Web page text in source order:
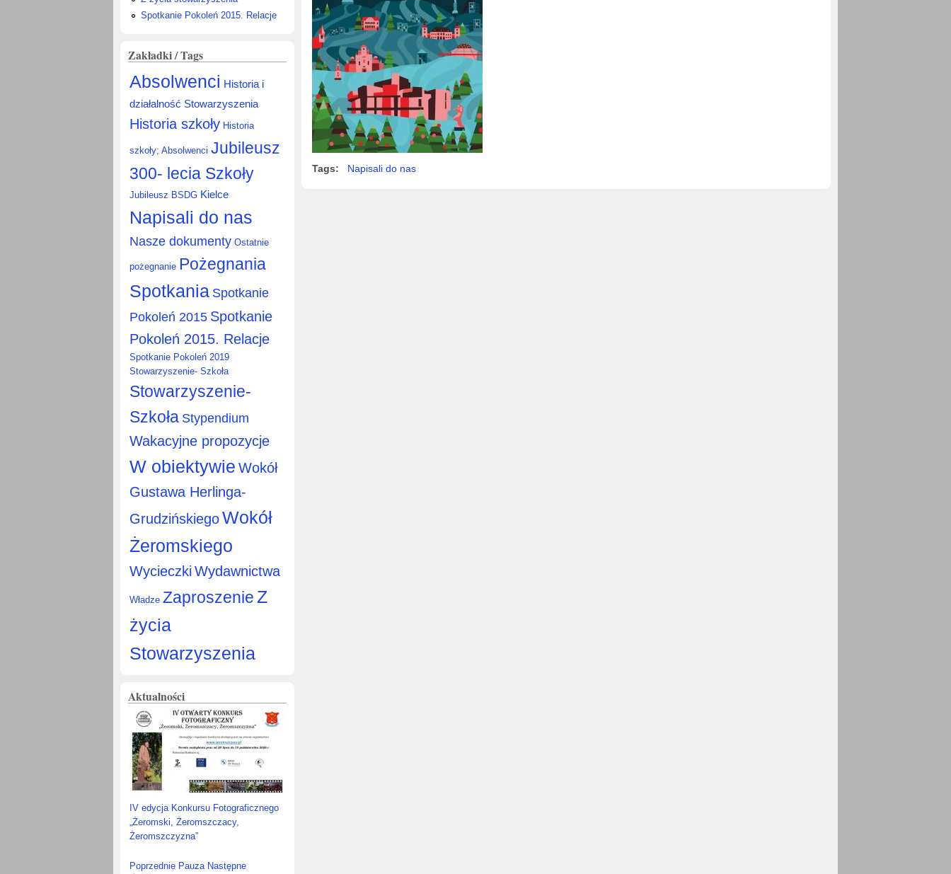
Spotkanie Pokoleń 2015. Relacje
Zakładki / Tags
Absolwenci Historia i
działalność Stowarzyszenia
Historia szkoły Historia
szkoły; Absolwenci Jubileusz
300- lecia Szkoły
Jubileusz BSDG Kielce
Napisali do nas
Nasze dokumenty Ostatnie
pożegnanie Pożegnania
Spotkania Spotkanie
Pokoleń 2015 Spotkanie
Pokoleń 2015. Relacje
Spotkanie Pokoleń 2019
Stowarzyszenie- Szkoła
Stowarzyszenie-
Szkoła Stypendium
Wakacyjne propozycje
W obiektywie Wokół
Gustawa Herlinga-
GrudzińskiegoWokół
Żeromskiego
Wycieczki Wydawnictwa
Władze ZaproszenieZ
życia
Stowarzyszenia
Aktualności
IV edycja Konkursu Fotograficznego
„Żeromski, Żeromszczacy,
Żeromszczyzna”
Poprzednie Pauza Następne
Tags: Napisali do nas